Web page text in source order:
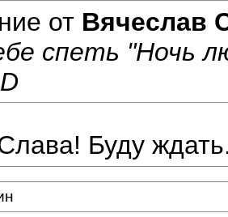
от Вячеслав
спеть "Ночь
Буду